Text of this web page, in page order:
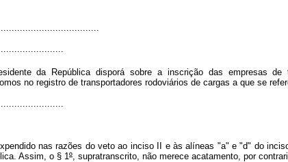
da República disporá sobre a inscrição das empresas de
no registro de transportadores rodoviários de cargas a que se
nas razões do veto ao inciso II e às alíneas "a" e "d" do
Assim, o § 1 º , supratranscrito, não merece acatamento, por